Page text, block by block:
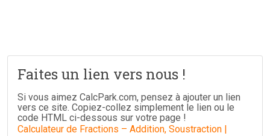
Faites un lien vers nous !
Si vous aimez CalcPark.com, pensez à ajouter un lien
vers ce site. Copiez-collez simplement le lien ou le
code HTML ci-dessous sur votre page !
Calculateur de Fractions – Addition, Soustraction |